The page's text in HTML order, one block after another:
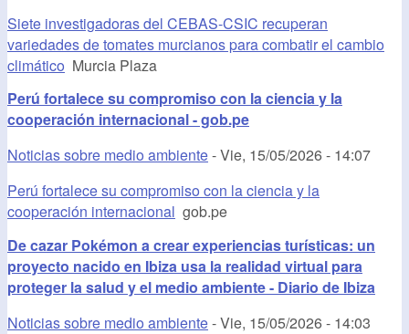
Siete investigadoras del CEBAS-CSIC recuperan
variedades de tomates murcianos para combatir el cambio
climático Murcia Plaza
Perú fortalece su compromiso con la ciencia y la
cooperación internacional - gob.pe
Noticias sobre medio ambiente-Vie, 15/05/2026 - 14:07
Perú fortalece su compromiso con la ciencia y la
cooperación internacional gob.pe
De cazar Pokémon a crear experiencias turísticas: un
proyecto nacido en Ibiza usa la realidad virtual para
proteger la salud y el medio ambiente - Diario de Ibiza
Noticias sobre medio ambiente-Vie, 15/05/2026 - 14:03